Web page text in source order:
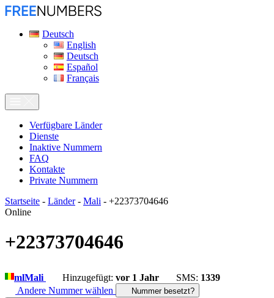
Deutsch
English
Deutsch
Español
Français
Verfügbare Länder
Dienste
Inaktive Nummern
FAQ
Kontakte
Private Nummern
Startseite - Länder- Mali - +22373704646
Online
+22373704646
mlMali Hinzugefügt: vor 1 Jahr SMS: 1339
Andere Nummer wählen
Nummer besetzt?